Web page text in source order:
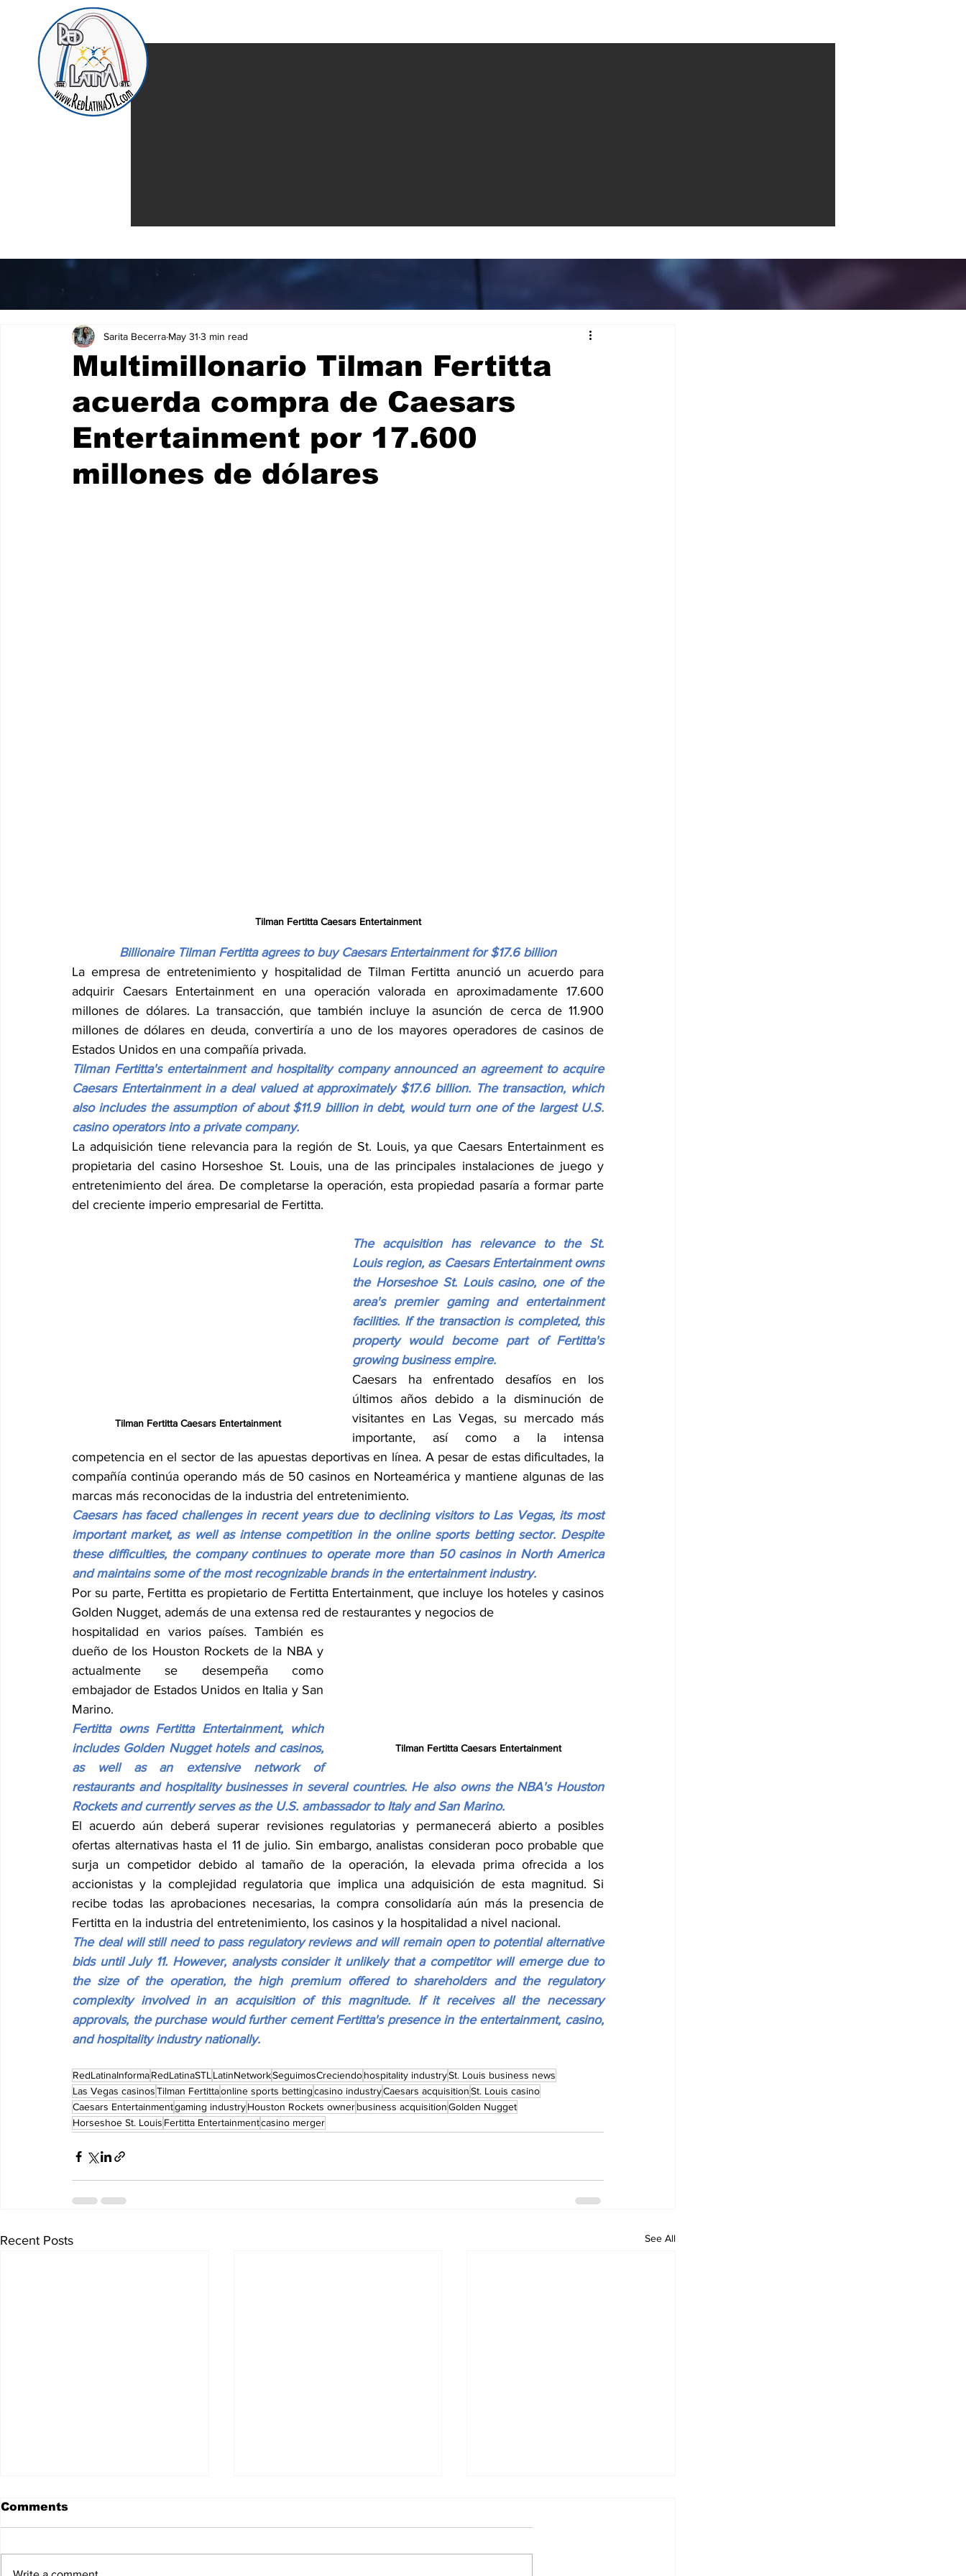
Multimillonario Tilman Fertitta
acuerda compra de Caesars
Entertainment por 17.600
millones de dólares
Sarita Becerra May 31 3 min read
Tilman Fertitta Caesars Entertainment
Billionaire Tilman Fertitta agrees to buy Caesars Entertainment for $17.6 billion
La empresa de entretenimiento y hospitalidad de Tilman Fertitta anunció un acuerdo para
adquirir Caesars Entertainment en una operación valorada en aproximadamente 17.600
millones de dólares. La transacción, que también incluye la asunción de cerca de 11.900
millones de dólares en deuda, convertiría a uno de los mayores operadores de casinos de
Estados Unidos en una compañía privada.
Tilman Fertitta's entertainment and hospitality company announced an agreement to acquire
Caesars Entertainment in a deal valued at approximately $17.6 billion. The transaction, which
also includes the assumption of about $11.9 billion in debt, would turn one of the largest U.S.
casino operators into a private company.
La adquisición tiene relevancia para la región de St. Louis, ya que Caesars Entertainment es
propietaria del casino Horseshoe St. Louis, una de las principales instalaciones de juego y
entretenimiento del área. De completarse la operación, esta propiedad pasaría a formar parte
del creciente imperio empresarial de Fertitta.
Tilman Fertitta Caesars Entertainment
The acquisition has relevance to the St.
Louis region, as Caesars Entertainment owns
the Horseshoe St. Louis casino, one of the
area's premier gaming and entertainment
facilities. If the transaction is completed, this
property would become part of Fertitta's
growing business empire.
Caesars ha enfrentado desafíos en los
últimos años debido a la disminución de
visitantes en Las Vegas, su mercado más
importante, así como a la intensa
competencia en el sector de las apuestas deportivas en línea. A pesar de estas dificultades, la
compañía continúa operando más de 50 casinos en Norteamérica y mantiene algunas de las
marcas más reconocidas de la industria del entretenimiento.
Caesars has faced challenges in recent years due to declining visitors to Las Vegas, its most
important market, as well as intense competition in the online sports betting sector. Despite
these difficulties, the company continues to operate more than 50 casinos in North America
and maintains some of the most recognizable brands in the entertainment industry.
Por su parte, Fertitta es propietario de Fertitta Entertainment, que incluye los hoteles y casinos
Golden Nugget, además de una extensa red de restaurantes y negocios de
Tilman Fertitta Caesars Entertainment
hospitalidad en varios países. También es
dueño de los Houston Rockets de la NBA y
actualmente se desempeña como
embajador de Estados Unidos en Italia y San
Marino.
Fertitta owns Fertitta Entertainment, which
includes Golden Nugget hotels and casinos,
as well as an extensive network of
restaurants and hospitality businesses in several countries. He also owns the NBA's Houston
Rockets and currently serves as the U.S. ambassador to Italy and San Marino.
El acuerdo aún deberá superar revisiones regulatorias y permanecerá abierto a posibles
ofertas alternativas hasta el 11 de julio. Sin embargo, analistas consideran poco probable que
surja un competidor debido al tamaño de la operación, la elevada prima ofrecida a los
accionistas y la complejidad regulatoria que implica una adquisición de esta magnitud. Si
recibe todas las aprobaciones necesarias, la compra consolidaría aún más la presencia de
Fertitta en la industria del entretenimiento, los casinos y la hospitalidad a nivel nacional.
The deal will still need to pass regulatory reviews and will remain open to potential alternative
bids until July 11. However, analysts consider it unlikely that a competitor will emerge due to
the size of the operation, the high premium offered to shareholders and the regulatory
complexity involved in an acquisition of this magnitude. If it receives all the necessary
approvals, the purchase would further cement Fertitta's presence in the entertainment, casino,
and hospitality industry nationally.
RedLatinaInformaRedLatinaSTLLatinNetworkSeguimosCreciendohospitality industrySt. Louis business news
Las Vegas casinosTilman Fertittaonline sports bettingcasino industryCaesars acquisitionSt. Louis casino
Caesars Entertainmentgaming industryHouston Rockets ownerbusiness acquisitionGolden Nugget
Horseshoe St. Louis Fertitta Entertainmentcasino merger
Recent Posts See All
Comments